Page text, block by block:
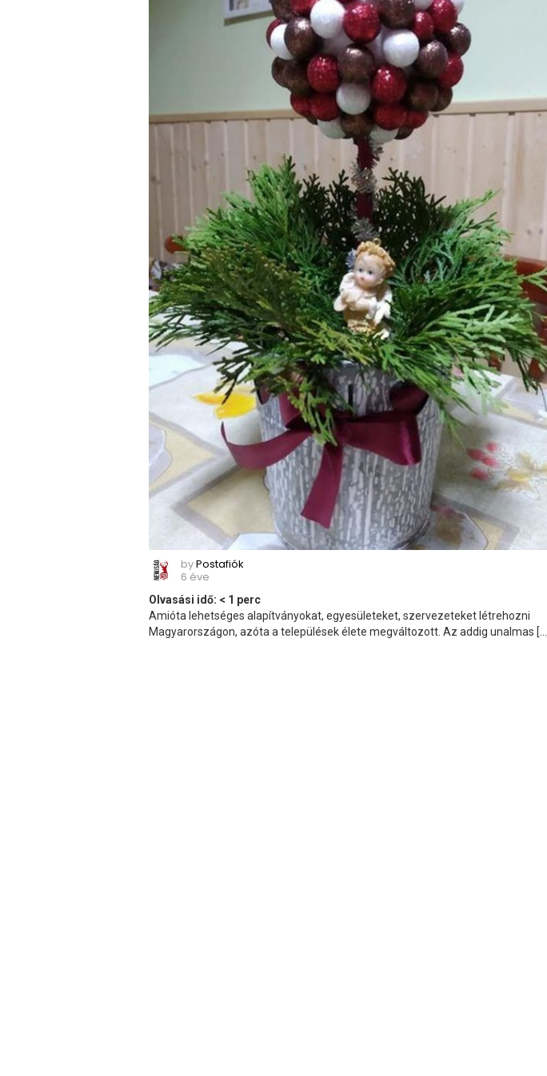
byPostafiók
6 éve
Olvasási idő: < 1 perc
Amióta lehetséges alapítványokat, egyesületeket, szervezeteket létrehozni
Magyarországon, azóta a települések élete megváltozott. Az addig unalmas […]